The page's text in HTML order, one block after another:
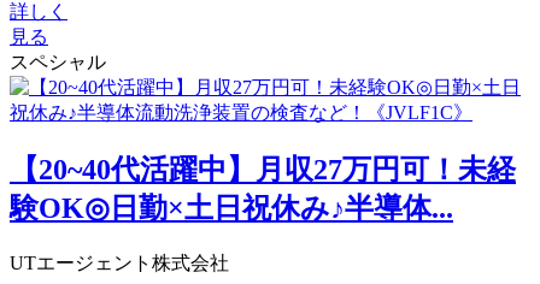
詳しく
見る
スペシャル
【20~40代活躍中】月収27万円可！未経
験OK◎日勤×土日祝休み♪半導体...
UTエージェント株式会社